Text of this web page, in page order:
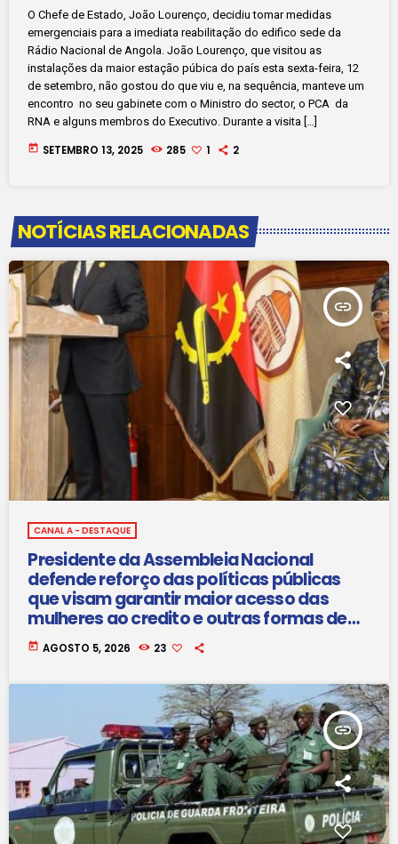
O Chefe de Estado, João Lourenço, decidiu tomar medidas
emergenciais para a imediata reabilitação do edifico sede da
Rádio Nacional de Angola. João Lourenço, que visitou as
instalações da maior estação púbica do país esta sexta-feira, 12
de setembro, não gostou do que viu e, na sequência, manteve um
encontro no seu gabinete com o Ministro do sector, o PCA da
RNA e alguns membros do Executivo. Durante a visita […]
today SETEMBRO 13, 2025 285 1 2
NOTÍCIAS RELACIONADAS
insert_link
CANAL A - DESTAQUE
Presidente da Assembleia Nacional
defende reforço das políticas públicas
que visam garantir maior acesso das
mulheres ao credito e outras formas de
financiamento
today AGOSTO 5, 2026 23
insert_link